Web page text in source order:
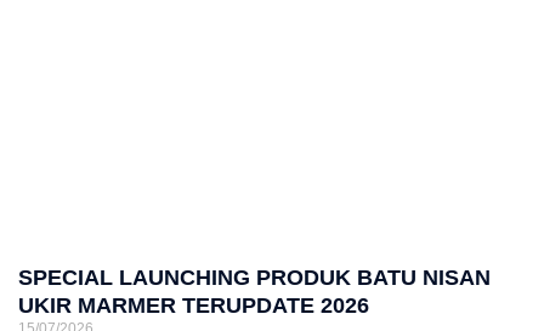
SPECIAL LAUNCHING PRODUK BATU NISAN
UKIR MARMER TERUPDATE 2026